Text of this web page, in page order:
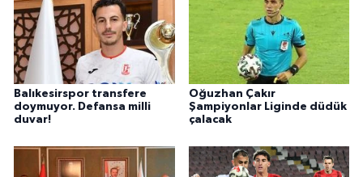
Balıkesirspor transfere
doymuyor. Defansa milli
duvar!
Oğuzhan Çakır
Şampiyonlar Liginde düdük
çalacak